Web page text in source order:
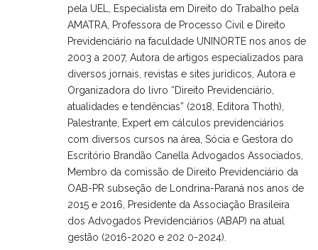
pela UEL, Especialista em Direito do Trabalho pela
AMATRA, Professora de Processo Civil e Direito
Previdenciário na faculdade UNINORTE nos anos de
2003 a 2007, Autora de artigos especializados para
diversos jornais, revistas e sites jurídicos, Autora e
Organizadora do livro “Direito Previdenciário,
atualidades e tendências” (2018, Editora Thoth),
Palestrante, Expert em cálculos previdenciários
com diversos cursos na área, Sócia e Gestora do
Escritório Brandão Canella Advogados Associados,
Membro da comissão de Direito Previdenciário da
OAB-PR subseção de Londrina-Paraná nos anos de
2015 e 2016, Presidente da Associação Brasileira
dos Advogados Previdenciários (ABAP) na atual
gestão (2016-2020 e 202 0-2024).